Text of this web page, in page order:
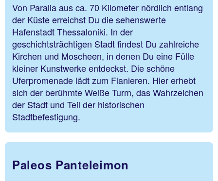
Von Paralia aus ca. 70 Kilometer nördlich entlang
der Küste erreichst Du die sehenswerte
Hafenstadt Thessaloniki. In der
geschichtsträchtigen Stadt findest Du zahlreiche
Kirchen und Moscheen, in denen Du eine Fülle
kleiner Kunstwerke entdeckst. Die schöne
Uferpromenade lädt zum Flanieren. Hier erhebt
sich der berühmte Weiße Turm, das Wahrzeichen
der Stadt und Teil der historischen
Stadtbefestigung.
Paleos Panteleimon